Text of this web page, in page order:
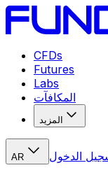
CFDs
Futures
Labs
المكافآت
المزيد
AR الدخول